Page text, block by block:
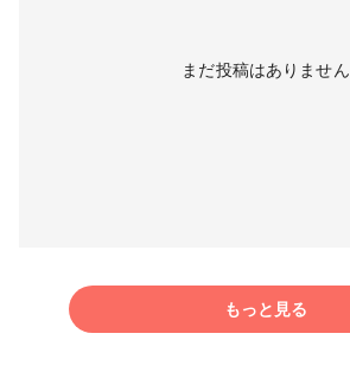
まだ投稿はありません
もっと見る